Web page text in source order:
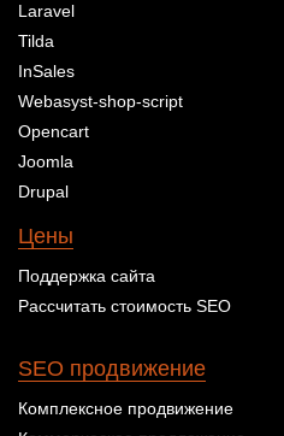
Laravel
Tilda
InSales
Webasyst-shop-script
Opencart
Joomla
Drupal
Цены
Поддержка сайта
Рассчитать стоимость SEO
SEO продвижение
Комплексное продвижение